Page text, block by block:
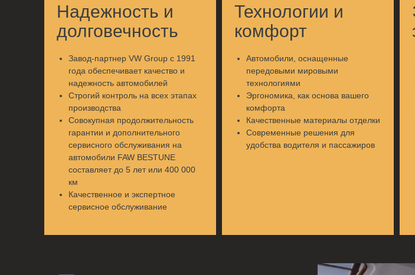
Надежность и
долговечность
Завод-партнер VW Group c 1991
года обеспечивает качество и
надежность автомобилей
Строгий контроль на всех этапах
производства
Совокупная продолжительность
гарантии и дополнительного
сервисного обслуживания на
автомобили FAW BESTUNE
составляет до 5 лет или 400 000
км
Качественное и экспертное
сервисное обслуживание
Технологии и
комфорт
Автомобили, оснащенные
передовыми мировыми
технологиями
Эргономика, как основа вашего
комфорта
Качественные материалы отделки
Современные решения для
удобства водителя и пассажиров